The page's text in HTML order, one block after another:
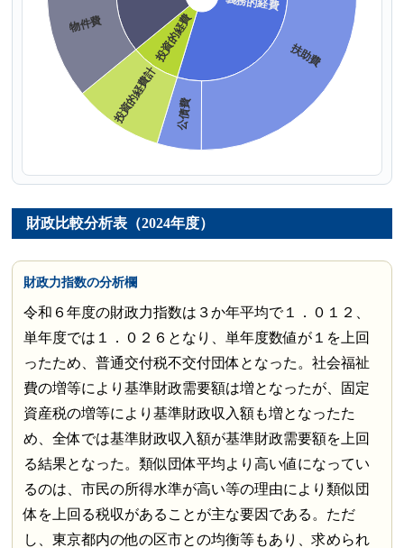
財政比較分析表（2024年度）
財政力指数の分析欄
令和６年度の財政力指数は３か年平均で１．０１２、
単年度では１．０２６となり、単年度数値が１を上回
ったため、普通交付税不交付団体となった。社会福祉
費の増等により基準財政需要額は増となったが、固定
資産税の増等により基準財政収入額も増となったた
め、全体では基準財政収入額が基準財政需要額を上回
る結果となった。類似団体平均より高い値になってい
るのは、市民の所得水準が高い等の理由により類似団
体を上回る税収があることが主な要因である。ただ
し、東京都内の他の区市との均衡等もあり、求められ